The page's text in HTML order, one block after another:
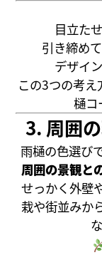
目立た
引き締め
デザイ
この3つの考
樋コ
3. 周囲
雨樋の色選び
周囲の景観と
せっかく外壁
栽や街並みか